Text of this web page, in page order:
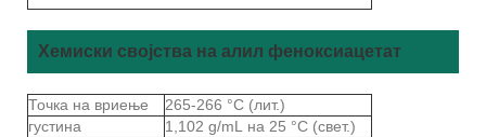
Хемиски својства на алил феноксиацетат
Точка на вриење
265-266 °C (лит.)
густина
1,102 g/mL на 25 °C (свет.)